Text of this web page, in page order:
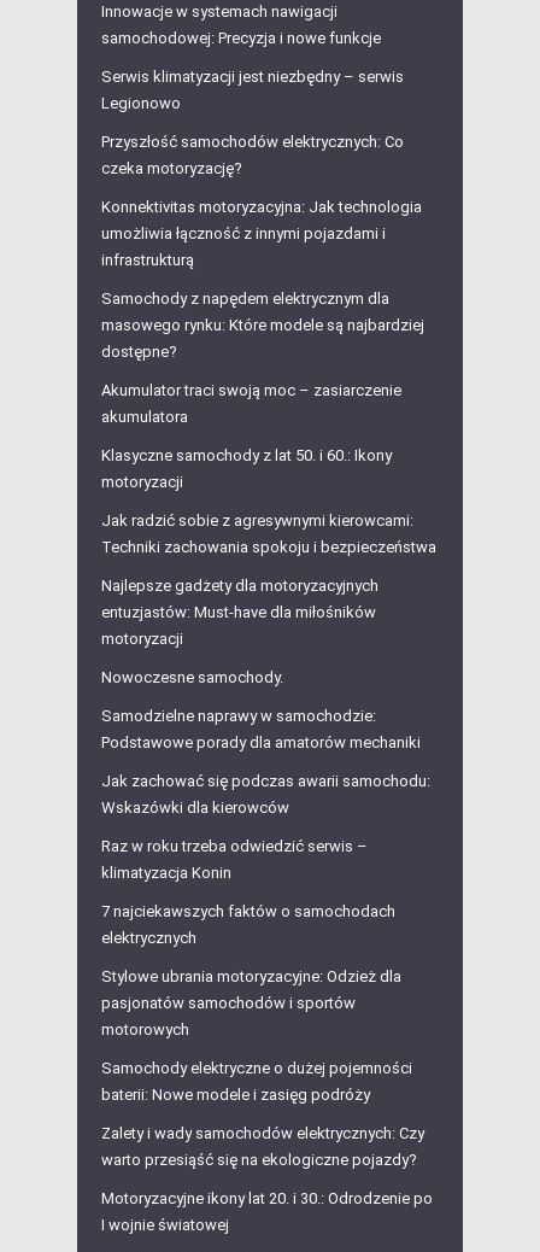
Innowacje w systemach nawigacji
samochodowej: Precyzja i nowe funkcje
Serwis klimatyzacji jest niezbędny – serwis
Legionowo
Przyszłość samochodów elektrycznych: Co
czeka motoryzację?
Konnektivitas motoryzacyjna: Jak technologia
umożliwia łączność z innymi pojazdami i
infrastrukturą
Samochody z napędem elektrycznym dla
masowego rynku: Które modele są najbardziej
dostępne?
Akumulator traci swoją moc – zasiarczenie
akumulatora
Klasyczne samochody z lat 50. i 60.: Ikony
motoryzacji
Jak radzić sobie z agresywnymi kierowcami:
Techniki zachowania spokoju i bezpieczeństwa
Najlepsze gadżety dla motoryzacyjnych
entuzjastów: Must-have dla miłośników
motoryzacji
Nowoczesne samochody.
Samodzielne naprawy w samochodzie:
Podstawowe porady dla amatorów mechaniki
Jak zachować się podczas awarii samochodu:
Wskazówki dla kierowców
Raz w roku trzeba odwiedzić serwis –
klimatyzacja Konin
7 najciekawszych faktów o samochodach
elektrycznych
Stylowe ubrania motoryzacyjne: Odzież dla
pasjonatów samochodów i sportów
motorowych
Samochody elektryczne o dużej pojemności
baterii: Nowe modele i zasięg podróży
Zalety i wady samochodów elektrycznych: Czy
warto przesiąść się na ekologiczne pojazdy?
Motoryzacyjne ikony lat 20. i 30.: Odrodzenie po
I wojnie światowej